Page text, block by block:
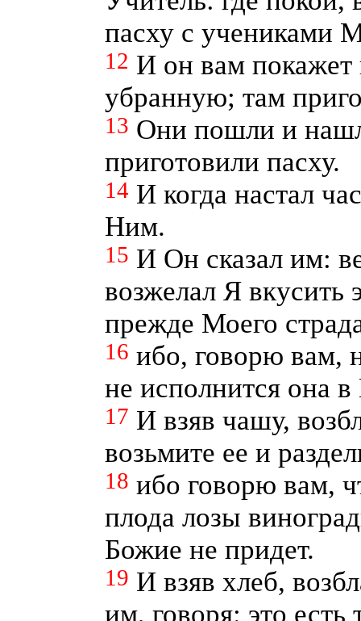
пасху с учениками
12 И он вам
убранную; там
13 Они пошли и
приготовили пасху.
14 И когда настал
Ним.
15 И Он сказал им:
возжелал Я вкусить
прежде Моего
16 ибо, говорю вам,
не исполнится она
17 И взяв чашу,
возьмите ее и
18 ибо говорю вам,
плода лозы
Божие не придет.
19 И взяв хлеб,
им, говоря: это есть